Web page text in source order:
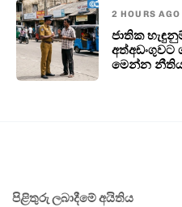
2 HOURS AGO
ජාතික
මෙන්න
පිළිතුරු ලබාදීමේ අයිතිය